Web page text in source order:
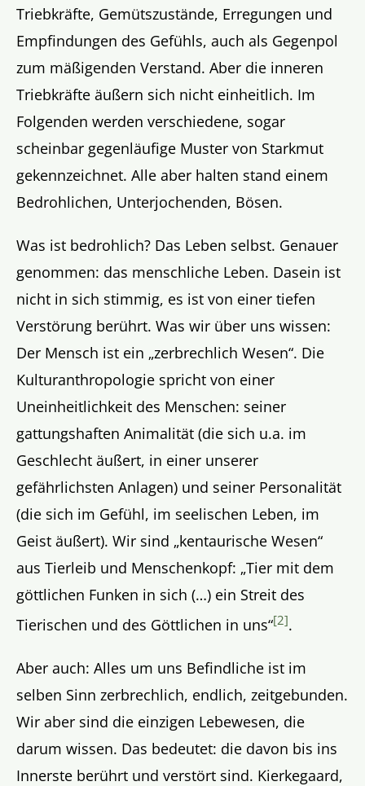
Triebkräfte, Gemütszustände, Erregungen und
Empfindungen des Gefühls, auch als Gegenpol
zum mäßigenden Verstand. Aber die inneren
Triebkräfte äußern sich nicht einheitlich. Im
Folgenden werden verschiedene, sogar
scheinbar gegenläufige Muster von Starkmut
gekennzeichnet. Alle aber halten stand einem
Bedrohlichen, Unterjochenden, Bösen.
Was ist bedrohlich? Das Leben selbst. Genauer
genommen: das menschliche Leben. Dasein ist
nicht in sich stimmig, es ist von einer tiefen
Verstörung berührt. Was wir über uns wissen:
Der Mensch ist ein „zerbrechlich Wesen“. Die
Kulturanthropologie spricht von einer
Uneinheitlichkeit des Menschen: seiner
gattungshaften Animalität (die sich u.a. im
Geschlecht äußert, in einer unserer
gefährlichsten Anlagen) und seiner Personalität
(die sich im Gefühl, im seelischen Leben, im
Geist äußert). Wir sind „kentaurische Wesen“
aus Tierleib und Menschenkopf: „Tier mit dem
göttlichen Funken in sich (…) ein Streit des
Tierischen und des Göttlichen in uns“[2].
Aber auch: Alles um uns Befindliche ist im
selben Sinn zerbrechlich, endlich, zeitgebunden.
Wir aber sind die einzigen Lebewesen, die
darum wissen. Das bedeutet: die davon bis ins
Innerste berührt und verstört sind. Kierkegaard,